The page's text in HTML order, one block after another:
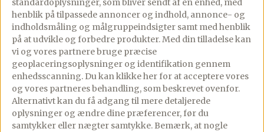
standardoplysninger, som bliver sendt af en enhed, med
henblik på tilpassede annoncer og indhold, annonce- og
indholdsmåling og målgruppeindsigter samt med henblik
på at udvikle og forbedre produkter.Med din tilladelse kan
vi og vores partnere bruge præcise
geoplaceringsoplysninger og identifikation gennem
enhedsscanning. Du kan klikke her for at acceptere vores
og vores partneres behandling, som beskrevet ovenfor.
Alternativt kan du få adgang til mere detaljerede
oplysninger og ændre dine præferencer, før du
samtykker eller nægter samtykke. Bemærk, at nogle
Alt det du elsker ved Gourministeriet — uden
reklamer, hurtigere og altid ved hånden.
Annoncefri Alle opskrifter
Ugens madplan Smart indkøbsliste
Gem favoritter Hurtig søgning